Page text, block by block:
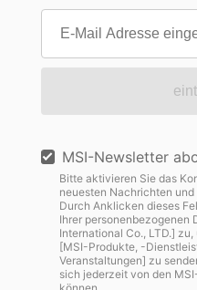
MSI-Newsletter
Bitte aktivieren Sie das
neuesten Nachrichten
Durch Anklicken dieses
Ihrer personenbezogenen
International Co., LTD.]
[MSI-Produkte, -
Veranstaltungen] zu
sich jederzeit von den